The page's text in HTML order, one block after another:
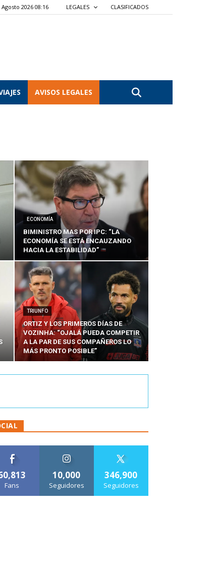
Agosto 2026 08:16 LEGALES CLASIFICADOS
AVISOS LEGALES
ECONOMÍA
BIMINISTRO MAS POR IPC: “LA
ECONOMÍA SE ESTÁ ENCAUZANDO
HACIA LA ESTABILIDAD”
TRIUNFO
ORTIZ Y LOS PRIMEROS DÍAS DE
VOZINHA: “OJALÁ PUEDA COMPETIR
A LA PAR DE SUS COMPAÑEROS LO
MÁS PRONTO POSIBLE”
Fans
10,000
Seguidores
346,900
Seguidores